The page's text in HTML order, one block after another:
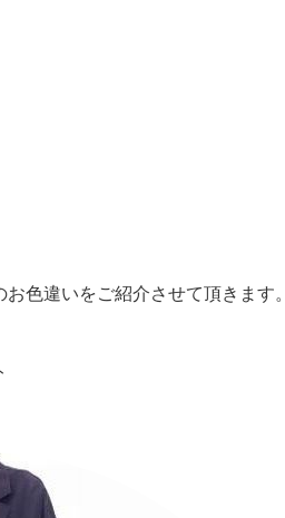
お色違いをご紹介させて頂きます。